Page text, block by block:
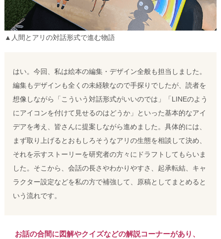
▲人間とアリの対話形式で進む物語
はい。今回、私は絵本の編集・デザイン全般も担当しました。
編集もデザインも全くの未経験なので手探りでしたが、読者を
想像しながら「こういう対話形式がいいのでは」「LINEのよう
にアイコンを付けて見せるのはどうか」といった基本的なアイ
デアを考え、皆さんに提案しながら進めました。具体的には、
まず取り上げるとおもしろそうなアリの生態を相談して決め、
それを示すストーリーを研究者の方々にドラフトしてもらいま
した。 そこから、会話の長さやわかりやすさ、起承転結、キャ
ラクター設定などを私の方で補強して、原稿としてまとめると
いう流れです。
お話の合間に図解やクイズなどの解説コーナーがあり、